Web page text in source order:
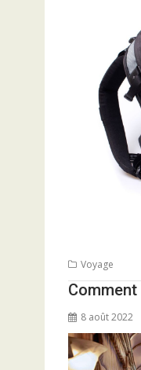
Voyage
8 août 2022